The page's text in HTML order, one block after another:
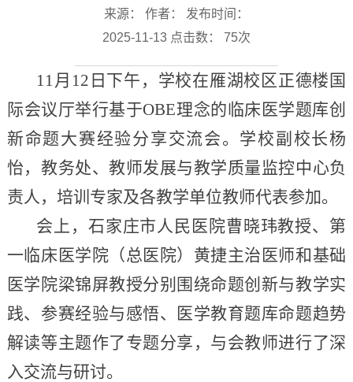
来源： 作者： 发布时间：
2025-11-13 点击数： 75次
11月12日下午，学校在雁湖校区正德楼国
际会议厅举行基于OBE理念的临床医学题库创
新命题大赛经验分享交流会。学校副校长杨
怡，教务处、教师发展与教学质量监控中心负
责人，培训专家及各教学单位教师代表参加。
会上，石家庄市人民医院曹晓玮教授、第
一临床医学院（总医院）黄捷主治医师和基础
医学院梁锦屏教授分别围绕命题创新与教学实
践、参赛经验与感悟、医学教育题库命题趋势
解读等主题作了专题分享，与会教师进行了深
入交流与研讨。